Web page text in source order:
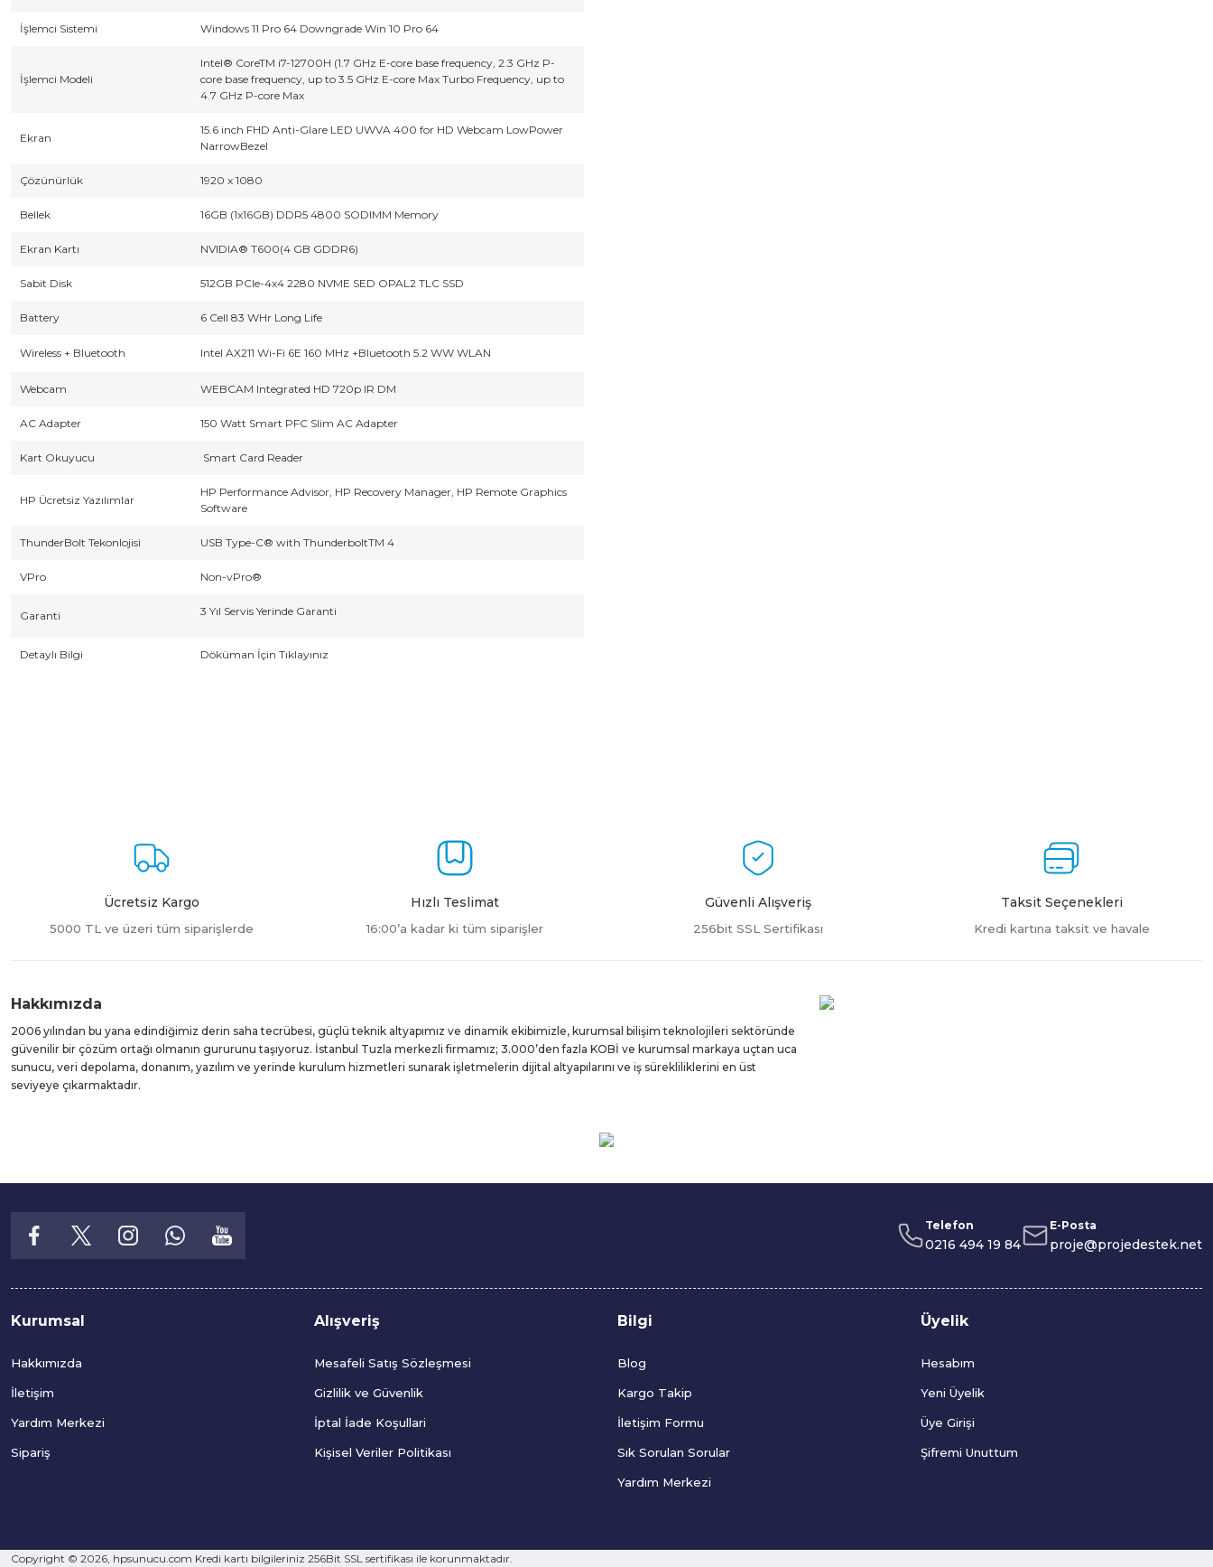
İşlemci Sistemi Windows 11 Pro 64 Downgrade Win 10 Pro 64
İşlemci Modeli
Intel® CoreTM i7-12700H (1.7 GHz E-core base frequency, 2.3 GHz P-
core base frequency, up to 3.5 GHz E-core Max Turbo Frequency, up to
4.7 GHz P-core Max
Ekran
15.6 inch FHD Anti-Glare LED UWVA 400 for HD Webcam LowPower
NarrowBezel
Çözünürlük 1920 x 1080
Bellek 16GB (1x16GB) DDR5 4800 SODIMM Memory
Ekran Kartı NVIDIA® T600(4 GB GDDR6)
Sabit Disk 512GB PCIe-4x4 2280 NVME SED OPAL2 TLC SSD
Battery 6 Cell 83 WHr Long Life
Wireless + Bluetooth Intel AX211 Wi-Fi 6E 160 MHz +Bluetooth 5.2 WW WLAN
Webcam WEBCAM Integrated HD 720p IR DM
AC Adapter 150 Watt Smart PFC Slim AC Adapter
Kart Okuyucu Smart Card Reader
HP Ücretsiz Yazılımlar
HP Performance Advisor, HP Recovery Manager, HP Remote Graphics
Software
ThunderBolt Tekonlojisi USB Type-C® with ThunderboltTM 4
VPro Non-vPro®
Garanti 3 Yıl Servis Yerinde Garanti
Detaylı Bilgi Döküman İçin Tıklayınız
Ürün fiyatı diğer sitelerden daha pahalı.
Ücretsiz Kargo
5000 TL ve üzeri tüm siparişlerde
Hızlı Teslimat
16:00’a kadar ki tüm siparişler
Güvenli Alışveriş
256bit SSL Sertifikası
Taksit Seçenekleri
Kredi kartına taksit ve havale
Hakkımızda
2006 yılından bu yana edindiğimiz derin saha tecrübesi, güçlü teknik altyapımız ve dinamik ekibimizle, kurumsal bilişim teknolojileri sektöründe
güvenilir bir çözüm ortağı olmanın gururunu taşıyoruz. İstanbul Tuzla merkezli firmamız; 3.000’den fazla KOBİ ve kurumsal markaya uçtan uca
sunucu, veri depolama, donanım, yazılım ve yerinde kurulum hizmetleri sunarak işletmelerin dijital altyapılarını ve iş sürekliliklerini en üst
seviyeye çıkarmaktadır.
Telefon
0216 494 19 84
E-Posta
proje@projedestek.net
Kurumsal
Hakkımızda
İletişim
Yardım Merkezi
Sipariş
Alışveriş
Mesafeli Satış Sözleşmesi
Gizlilik ve Güvenlik
İptal İade Koşullari
Kişisel Veriler Politikası
Bilgi
Blog
Kargo Takip
İletişim Formu
Sık Sorulan Sorular
Yardım Merkezi
Üyelik
Hesabım
Yeni Üyelik
Üye Girişi
Şifremi Unuttum
Copyright © 2026, hpsunucu.com Kredi kartı bilgileriniz 256Bit SSL sertifikası ile korunmaktadır.